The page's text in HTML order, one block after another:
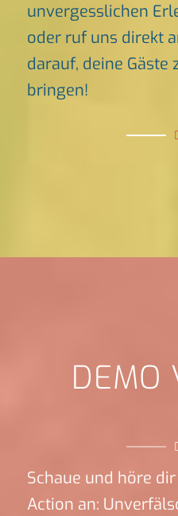
unvergesslichen
oder ruf uns direkt
darauf, deine Gäste
bringen!
DEMO
Schaue und höre
Action an: